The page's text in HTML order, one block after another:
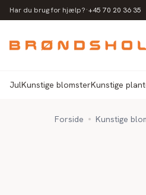
Har du brug for hjælp?·+45 70 20 36 35
JulKunstige blomsterKunstige
Forside Kunstige